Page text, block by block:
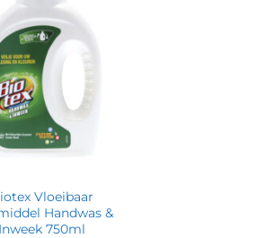
Vloeibaar
Handwas &
Inweek 750ml